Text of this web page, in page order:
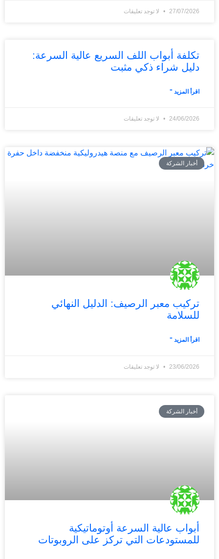
27/07/2026 لا توجد تعليقات
تكلفة أبواب اللف السريع عالية السرعة:
دليل شراء ذكي مثبت
اقرأ المزيد "
24/06/2026 لا توجد تعليقات
أخبار الشركة
تركيب معبر الرصيف: الدليل النهائي
للسلامة
اقرأ المزيد "
23/06/2026 لا توجد تعليقات
أخبار الشركة
أبواب عالية السرعة أوتوماتيكية
للمستودعات التي تركز على الروبوتات
Français